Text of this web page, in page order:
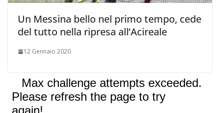
Un Messina bello nel primo tempo, cede
del tutto nella ripresa all’Acireale
12 Gennaio 2020